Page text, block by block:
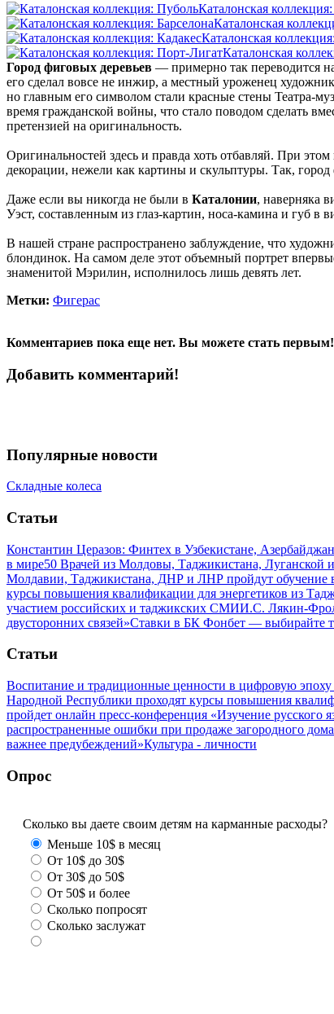
Каталонская
Каталонская
Каталонская
Каталонская
Город фиговых деревьев — примерно так переводится
его сделал вовсе не инжир, а местный уроженец
но главным его символом стали красные стены Театра-
время гражданской войны, что стало поводом сделать
претензией на оригинальность.
Оригинальностей здесь и правда хоть отбавляй. При
декорации, нежели как картины и скульптуры. Так,
Даже если вы никогда не были в Каталонии, наверняка
Уэст, составленным из глаз-картин, носа-камина и губ в
В нашей стране распространено заблуждение, что
блондинок. На самом деле этот объемный портрет
знаменитой Мэрилин, исполнилось лишь девять лет.
Метки: Фигерас
Комментариев пока еще нет. Вы можете стать первым!
Добавить комментарий!
Популярные новости
Складные колеса
Статьи
Константин Церазов: Финтех в Узбекистане,
в мире50 Врачей из Молдовы, Таджикистана, Луганской
Молдавии, Таджикистана, ДНР и ЛНР пройдут обучение
курсы повышения квалификации для энергетиков из
участием российских и таджикских СМИИ.С. Лякин-
двусторонних связей»Ставки в БК Фонбет — выбирайте
Статьи
Воспитание и традиционные ценности в цифровую
Народной Республики проходят курсы повышения
пройдет онлайн пресс-конференция «Изучение
распространенные ошибки при продаже загородного дома
важнее предубеждений»Культура - личности
Опрос
Сколько вы даете своим детям на карманные расходы?
Меньше 10$ в месяц
От 10$ до 30$
От 30$ до 50$
От 50$ и более
Сколько попросят
Сколько заслужат